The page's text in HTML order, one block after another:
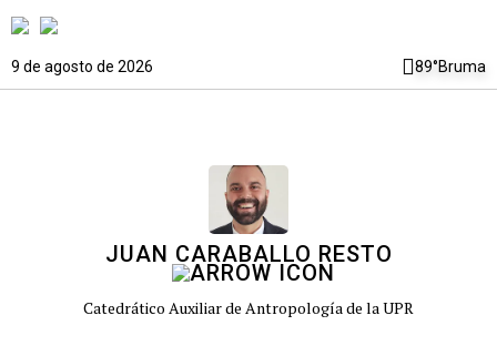
9 de agosto de 2026 89°Bruma
JUAN CARABALLO RESTO
Catedrático Auxiliar de Antropología de la UPR